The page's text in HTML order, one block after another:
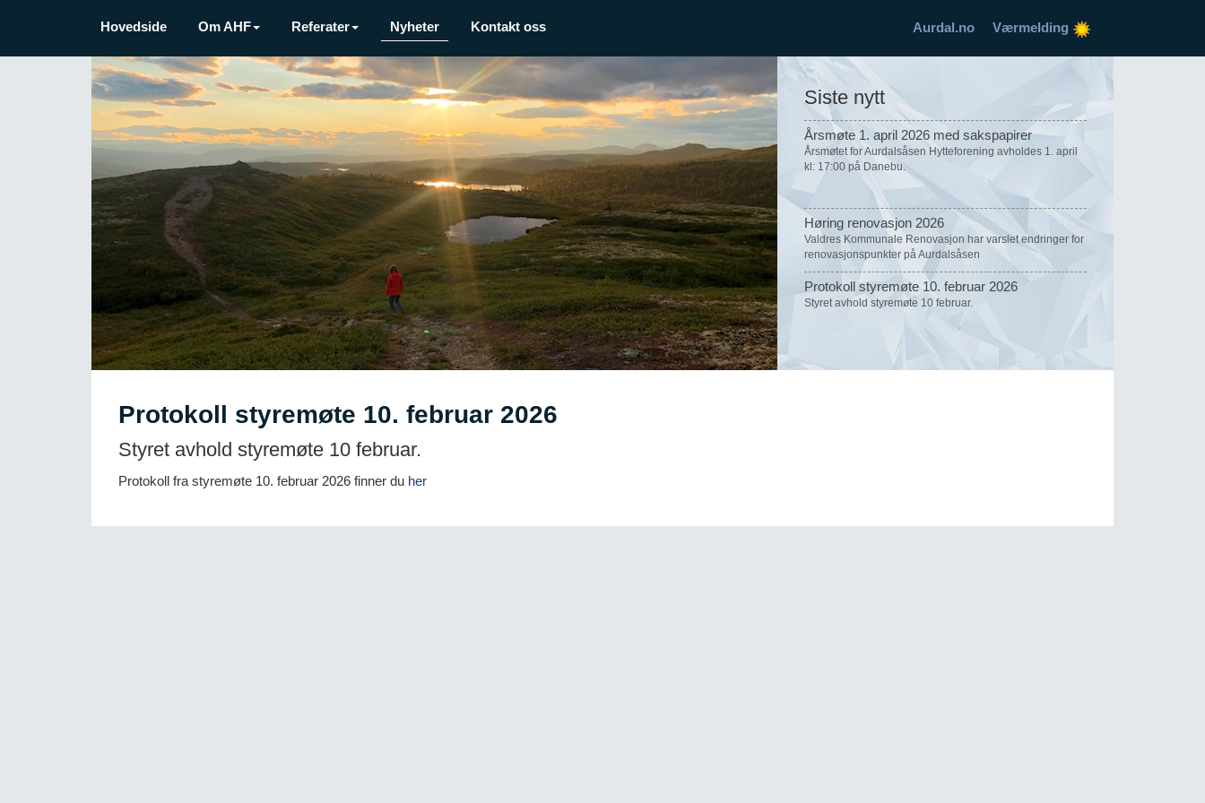
Hovedside Om AHF Referater Nyheter Kontakt oss Værmelding
Aurdal.no
Siste nytt
Årsmøte 1. april 2026 med sakspapirer
Årsmøtet for Aurdalsåsen Hytteforening avholdes 1. april
kl: 17:00 på Danebu.
Høring renovasjon 2026
Valdres Kommunale Renovasjon har varslet endringer for
renovasjonspunkter på Aurdalsåsen
Protokoll styremøte 10. februar 2026
Styret avhold styremøte 10 februar.
Protokoll styremøte 10. februar 2026
Styret avhold styremøte 10 februar.
Protokoll fra styremøte 10. februar 2026 finner du her